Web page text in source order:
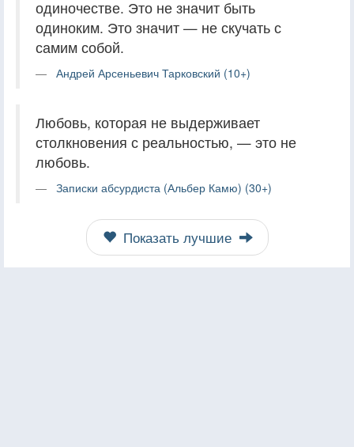
одиночестве. Это не значит быть
одиноким. Это значит — не скучать с
самим собой.
Андрей Арсеньевич Тарковский (10+)
Любовь, которая не выдерживает
столкновения с реальностью, — это не
любовь.
Записки абсурдиста (Альбер Камю) (30+)
Показать лучшие